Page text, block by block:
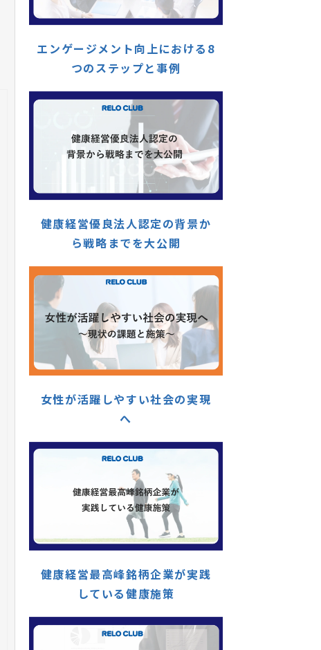
エンゲージメント向上における8
つのステップと事例
健康経営優良法人認定の背景か
ら戦略までを大公開
女性が活躍しやすい社会の実現
へ
健康経営最高峰銘柄企業が実践
している健康施策